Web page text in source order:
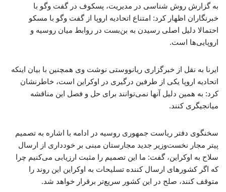
به گزارش روش شناسی در مدیریت، پسکوف در گفت وگو با
خبرنگاران اظهار کرد: امتناع اتحادیه اروپا از گفت وگو با مسکو
احتمالا دلیل اصلی رسیدن به بن‌بست در روابط میان روسیه و
اروپایی‌ها است.
ایرنا به نقل از خبرگزاری ریانووستی نوشت وی همچنین با بیان اینکه
اتحادیه اروپا یکی از طرفین درگیری در اوکراین است، خاطرنشان
کرد: به همین دلیل آنها نمی‌توانند برای حل و فصل این مناقشه
میانجیگری کنند.
سخنگوی دفتر ریاست جمهوری روسیه در ادامه با اشاره به تصمیم
پیتر مجار نخست‌وزیر جدید مجارستان مبنی بر خودداری از ارسال
سلاح به اوکراین، گفت: ما این تصمیم را مثبت ارزیابی می‌کنیم چرا
که اگر کشورهای ارسال کننده تسلیحات به اوکراین این روند را
متوقف کنند، صلح در این کشور سریع‌تر برقرار خواهد شد.